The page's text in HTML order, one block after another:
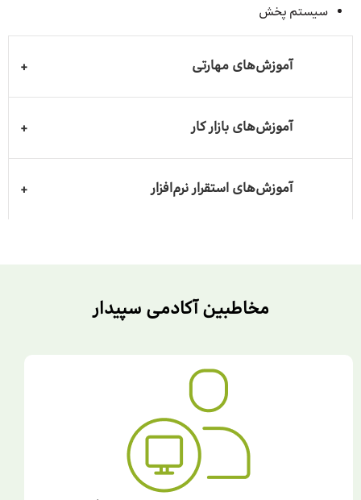
سیستم پخش
آموزش‌های مهارتی
آموزش‌های بازار کار
آموزش‌های استقرار نرم‌افزار
مخاطبین آکادمی سپیدار